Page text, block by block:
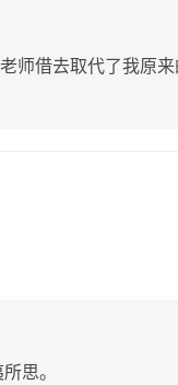
师借去取代了我原
思。